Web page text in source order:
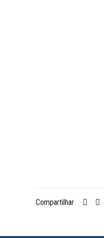
Compartilhar